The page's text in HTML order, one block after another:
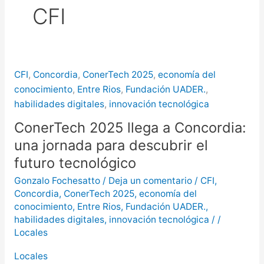
puntos de Concordia
CFI
CFI, Concordia, ConerTech 2025, economía del
conocimiento, Entre Rios, Fundación UADER.,
habilidades digitales, innovación tecnológica
ConerTech 2025 llega a Concordia:
una jornada para descubrir el
futuro tecnológico
Gonzalo Fochesatto / Deja un comentario / CFI,
Concordia, ConerTech 2025, economía del
conocimiento, Entre Rios, Fundación UADER.,
habilidades digitales, innovación tecnológica / /
Locales
Locales